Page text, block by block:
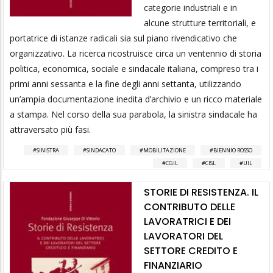
categorie industriali e in
alcune strutture territoriali, e
portatrice di istanze radicali sia sul piano rivendicativo che
organizzativo. La ricerca ricostruisce circa un ventennio di storia
politica, economica, sociale e sindacale italiana, compreso tra i
primi anni sessanta e la fine degli anni settanta, utilizzando
un’ampia documentazione inedita d’archivio e un ricco materiale
a stampa. Nel corso della sua parabola, la sinistra sindacale ha
attraversato più fasi.
SINISTRA SINDACATO MOBILITAZIONE
BIENNIO ROSSO
CGIL
CISL UIL
STORIE DI RESISTENZA. IL
CONTRIBUTO DELLE
LAVORATRICI E DEI
LAVORATORI DEL
SETTORE CREDITO E
FINANZIARIO